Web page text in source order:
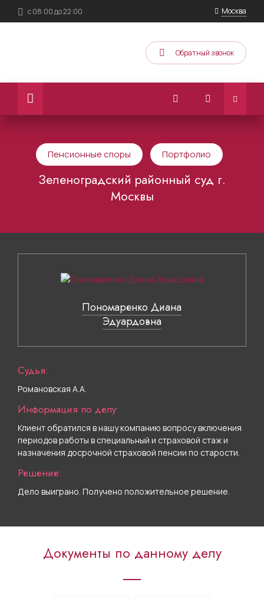
с 08:00 до 22:00 Москва
Обратный звонок
Пенсионные споры Портфолио
Зеленоградский районный суд г.
Москвы
Пономаренко Диана
Эдуардовна
Судья:
Романовская А.А.
Информация по делу:
Клиент обратился в нашу компанию вопросу включения
периодов работы в специальный и страховой стаж и
назначения досрочной страховой пенсии по старости.
Решение:
Дело выиграно. Получено положительное решение.
Документы по данному делу